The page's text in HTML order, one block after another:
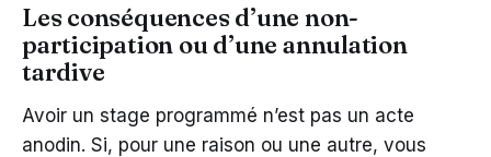
Les conséquences d’une non-
participation ou d’une annulation
tardive
Avoir un stage programmé n’est pas un acte
anodin. Si, pour une raison ou une autre, vous